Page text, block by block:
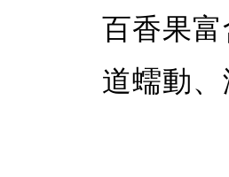
百香果
道蠕動